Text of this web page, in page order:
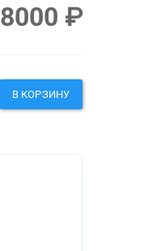
8000 ₽
В КОРЗИНУ